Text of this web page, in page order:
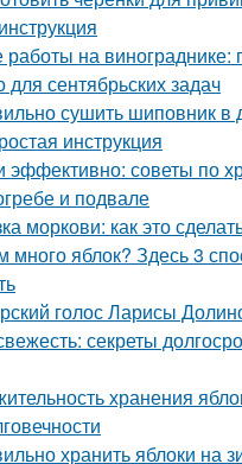
на винограднике:
для сентябрьских задач
сушить шиповник
инструкция
эффективно: советы по
и подвале
моркови: как это
яблок? Здесь 3
голос Ларисы
секреты
хранения
хранить яблоки на